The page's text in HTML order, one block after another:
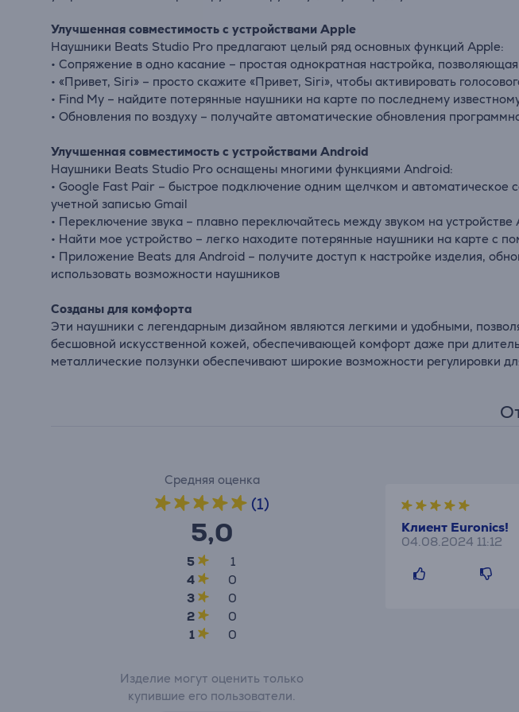
Улучшенная совместимость с устройствами Apple
Наушники Beats Studio Pro предлагают целый ряд основных функций Apple:
• Сопряжение в одно касание – простая однократная настройка,
• «Привет, Siri» – просто скажите «Привет, Siri», чтобы активировать
• Find My – найдите потерянные наушники на карте по последнему
• Обновления по воздуху – получайте автоматические обновления
Улучшенная совместимость с устройствами Android
Наушники Beats Studio Pro оснащены многими функциями Android:
• Google Fast Pair – быстрое подключение одним щелчком и
учетной записью Gmail
• Переключение звука – плавно переключайтесь между звуком на
• Найти мое устройство – легко находите потерянные наушники на карте с
• Приложение Beats для Android – получите доступ к настройке изделия,
использовать возможности наушников
Созданы для комфорта
Эти наушники с легендарным дизайном являются легкими и удобными,
бесшовной искусственной кожей, обеспечивающей комфорт даже при
металлические ползунки обеспечивают широкие возможности регулировки
Средняя оценка
(1)
5,0
5
1
4
0
3
0
2
0
1
0
Изделие могут оценить только
купившие его пользователи.
Клиент Euronics!
04.08.2024 11:12